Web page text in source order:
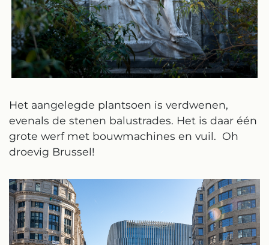
Het aangelegde plantsoen is verdwenen,
evenals de stenen balustrades. Het is daar één
grote werf met bouwmachines en vuil. Oh
droevig Brussel!